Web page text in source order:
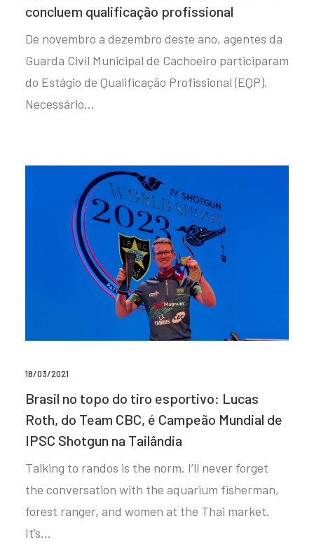
concluem qualificação profissional
De novembro a dezembro deste ano, agentes da
Guarda Civil Municipal de Cachoeiro participaram
do Estágio de Qualificação Profissional (EQP).
Necessário…
18/03/2021
Brasil no topo do tiro esportivo: Lucas
Roth, do Team CBC, é Campeão Mundial de
IPSC Shotgun na Tailândia
Talking to randos is the norm. I’ll never forget
the conversation with the aquarium fisherman,
forest ranger, and women at the Thai market.
It’s…